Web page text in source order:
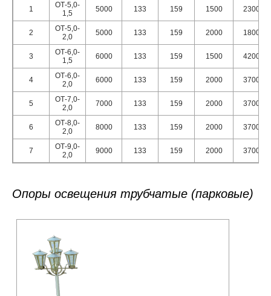
1
ОТ-5,0-
1,5
5000 133 159 1500 2300
2
ОТ-5,0-
2,0
5000 133 159 2000 1800
3
ОТ-6,0-
1,5
6000 133 159 1500 4200
4
ОТ-6,0-
2,0
6000 133 159 2000 3700
5
ОТ-7,0-
2,0
7000 133 159 2000 3700
6
ОТ-8,0-
2,0
8000 133 159 2000 3700
7
ОТ-9,0-
2,0
9000 133 159 2000 3700
Опоры освещения трубчатые (парковые)